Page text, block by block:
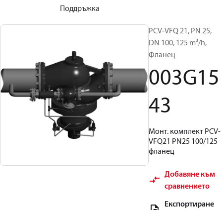
Поддръжка
PCV-VFQ 21, PN 25,
DN 100, 125 m³/h,
Фланец
003G15
43
Монт. комплект PCV-
VFQ21 PN25 100/125
фланец
Добавяне към
сравнението
Експортиране